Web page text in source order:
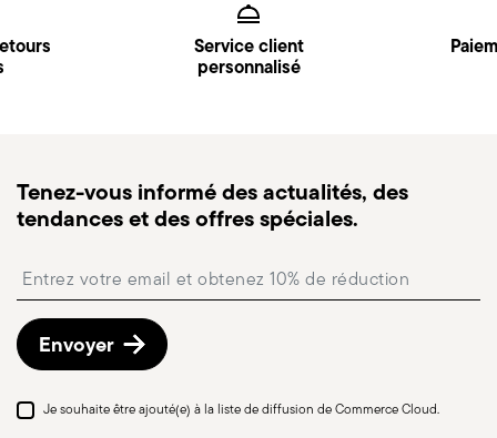
Service client
personnalisé
Tenez-vous informé des actualités, des
tendances et des offres spéciales.
Envoyer
Je souhaite être ajouté(e) à la liste de diffusion de Commerce Cloud.